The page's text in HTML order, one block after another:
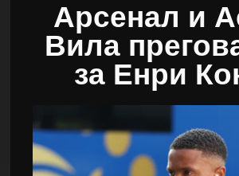
Арсенал и
Вила
за Енри